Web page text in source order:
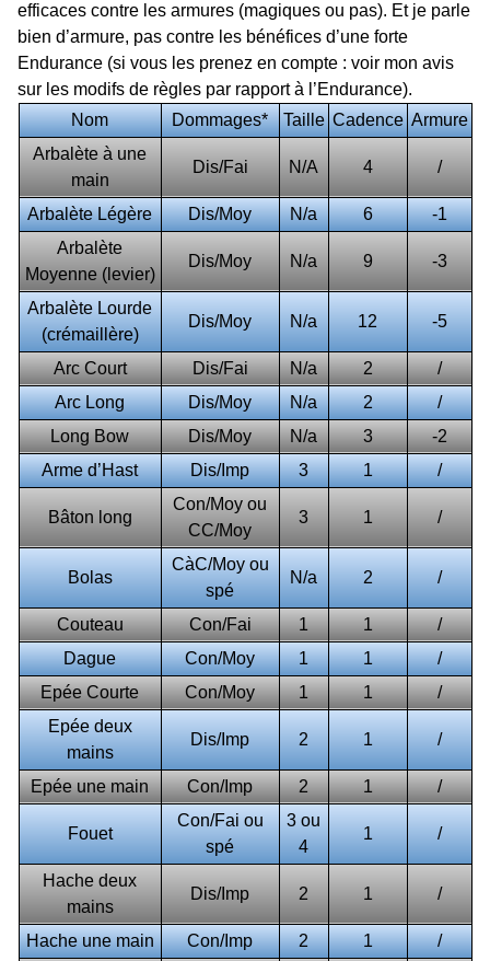
efficaces contre les armures (magiques ou pas). Et je parle
bien d’armure, pas contre les bénéfices d’une forte
Endurance (si vous les prenez en compte : voir mon avis
sur les modifs de règles par rapport à l’Endurance).
Nom
Dommages* Taille Cadence Armure
Arbalète à une
main
Dis/Fai N/A 4 /
Arbalète Légère Dis/Moy N/a 6
-1
Arbalète
Moyenne (levier)
Dis/Moy N/a 9 -3
Arbalète Lourde
(crémaillère)
Dis/Moy N/a 12 -5
Arc Court Dis/Fai N/a 2
/
Arc Long
Dis/Moy N/a 2
/
Long Bow
Dis/Moy N/a 3
-2
Arme d’Hast
Dis/Imp 3 1 /
Bâton long
Con/Moy ou
CC/Moy
3 1 /
Bolas
CàC/Moy ou
spé
N/a 2 /
Couteau Con/Fai 1 1
/
Dague
Con/Moy 1 1
/
Epée Courte
Con/Moy 1 1
/
Epée deux
mains
Dis/Imp 2 1 /
Epée une main Con/Imp 2 1 /
Fouet
Con/Fai ou
spé
3 ou
4
1 /
Hache deux
mains
Dis/Imp 2 1 /
Hache une main Con/Imp 2 1 /